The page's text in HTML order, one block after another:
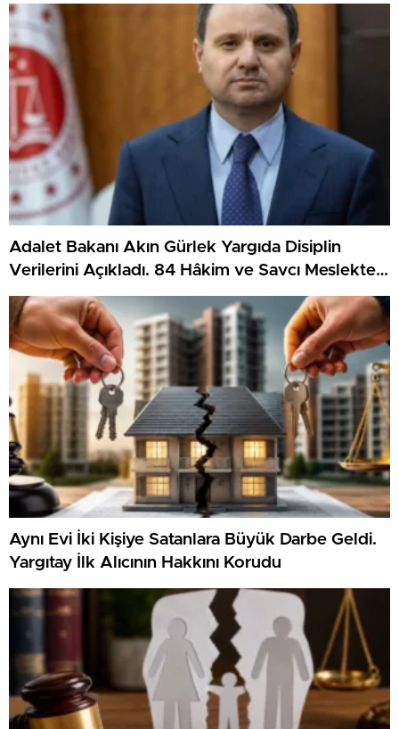
Adalet Bakanı Akın Gürlek Yargıda Disiplin
Verilerini Açıkladı. 84 Hâkim ve Savcı Meslekten
Çıkarıldı
Aynı Evi İki Kişiye Satanlara Büyük Darbe Geldi.
Yargıtay İlk Alıcının Hakkını Korudu